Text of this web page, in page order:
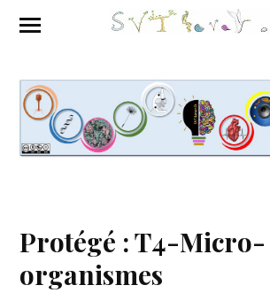
Protégé : T4-Micro-
organismes